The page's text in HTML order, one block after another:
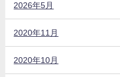
2026年5月
2020年11月
2020年10月